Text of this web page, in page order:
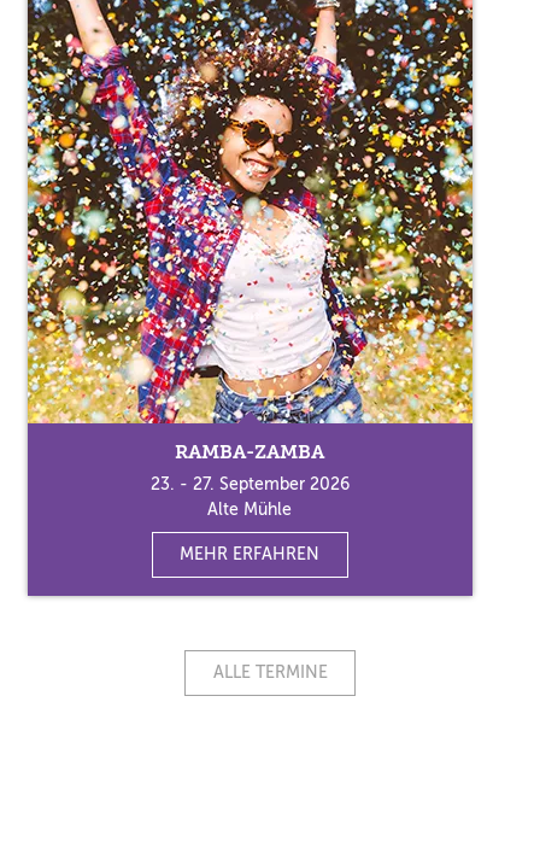
RAMBA-ZAMBA
23. - 27. September 2026
Alte Mühle
MEHR ERFAHREN
ALLE TERMINE